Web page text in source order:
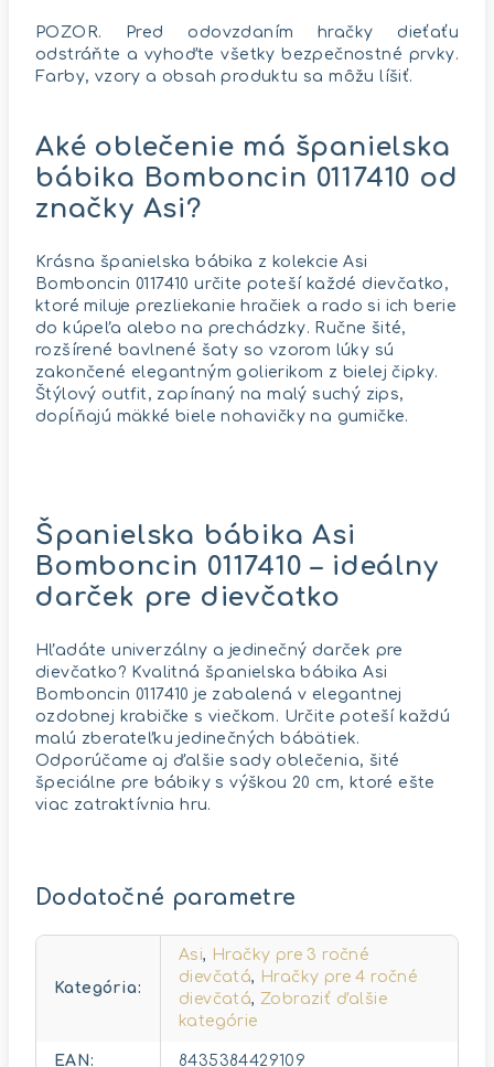
POZOR. Pred odovzdaním hračky dieťaťu
odstráňte a vyhoďte všetky bezpečnostné prvky.
Farby, vzory a obsah produktu sa môžu líšiť.
Aké oblečenie má španielska
bábika Bomboncin 0117410 od
značky Asi?
Krásna španielska bábika z kolekcie Asi
Bomboncin 0117410 určite poteší každé dievčatko,
ktoré miluje prezliekanie hračiek a rado si ich berie
do kúpeľa alebo na prechádzky. Ručne šité,
rozšírené bavlnené šaty so vzorom lúky sú
zakončené elegantným golierikom z bielej čipky.
Štýlový outfit, zapínaný na malý suchý zips,
dopĺňajú mäkké biele nohavičky na gumičke.
Španielska bábika Asi
Bomboncin 0117410 – ideálny
darček pre dievčatko
Hľadáte univerzálny a jedinečný darček pre
dievčatko? Kvalitná španielska bábika Asi
Bomboncin 0117410 je zabalená v elegantnej
ozdobnej krabičke s viečkom. Určite poteší každú
malú zberateľku jedinečných bábätiek.
Odporúčame aj ďalšie sady oblečenia, šité
špeciálne pre bábiky s výškou 20 cm, ktoré ešte
viac zatraktívnia hru.
Dodatočné parametre
Kategória:
Asi, Hračky pre 3 ročné
dievčatá, Hračky pre 4 ročné
dievčatá, Zobraziť ďalšie
kategórie
EAN: 8435384429109